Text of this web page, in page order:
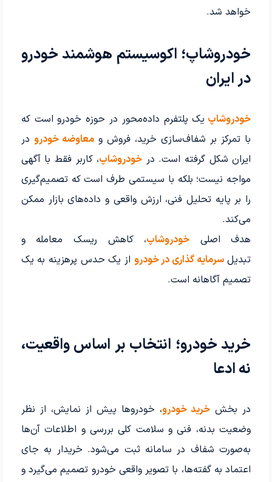
خواهد شد.
خودروشاپ؛ اکوسیستم هوشمند خودرو
در ایران
خودروشاپ یک پلتفرم داده‌محور در حوزه خودرو است که
با تمرکز بر شفاف‌سازی خرید، فروش ومعاوضه خودرو در
ایران شکل گرفته است. در خودروشاپ، کاربر فقط با آگهی
مواجه نیست؛ بلکه با سیستمی طرف است که تصمیم‌گیری
را بر پایه تحلیل فنی، ارزش واقعی و داده‌های بازار ممکن
می‌کند.
هدف اصلی خودروشاپ، کاهش ریسک معامله و
تبدیلسرمایه گذاری در خودرو از یک حدس پرهزینه به یک
تصمیم آگاهانه است.
خرید خودرو؛ انتخاب بر اساس واقعیت،
نه ادعا
در بخش خرید خودرو، خودروها پیش از نمایش، از نظر
وضعیت بدنه، فنی و سلامت کلی بررسی و اطلاعات آن‌ها
به‌صورت شفاف در سامانه ثبت می‌شود. خریدار به جای
اعتماد به گفته‌ها، با تصویر واقعی خودرو تصمیم می‌گیرد و